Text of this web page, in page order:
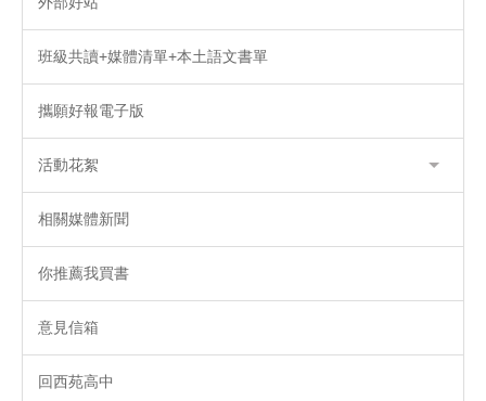
班級共讀+媒體清單+本土語文書單
攜願好報電子版
活動花絮
相關媒體新聞
你推薦我買書
意見信箱
回西苑高中